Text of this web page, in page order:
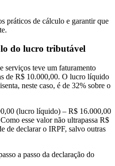
práticos de cálculo e garantir que
do lucro tributável
serviços teve um faturamento
de R$ 10.000,00. O lucro líquido
neste caso, é de 32% sobre o
(lucro líquido) – R$ 16.000,00
esse valor não ultrapassa R$
de declarar o IRPF, salvo outras
a passo da declaração do